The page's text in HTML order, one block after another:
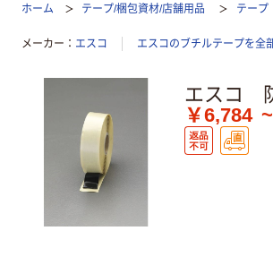
ホーム テープ/梱包資材/店舗用品 テープ
メーカー エスコ エスコのブチルテープを全
エスコ
￥6,784 ~